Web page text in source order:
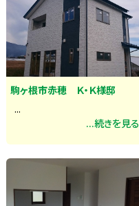
駒ヶ根市赤穂 Ｋ・Ｋ様邸
...
...続きを見る